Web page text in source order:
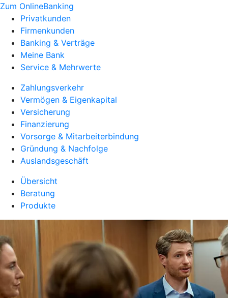
Zum OnlineBanking
Privatkunden
Firmenkunden
Banking & Verträge
Meine Bank
Service & Mehrwerte
Zahlungsverkehr
Vermögen & Eigenkapital
Versicherung
Finanzierung
Vorsorge & Mitarbeiterbindung
Gründung & Nachfolge
Auslandsgeschäft
Übersicht
Beratung
Produkte